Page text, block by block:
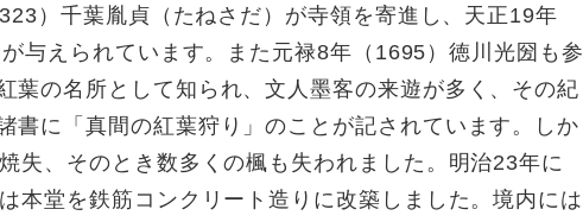
）千葉胤貞（たねさだ）が寺領を寄進し、天正19年
与えられています。また元禄8年（1695）徳川光圀も参
葉の名所として知られ、文人墨客の来遊が多く、その紀
書に「真間の紅葉狩り」のことが記されています。しか
失、そのとき数多くの楓も失われました。明治23年に
本堂を鉄筋コンクリート造りに改築しました。境内には